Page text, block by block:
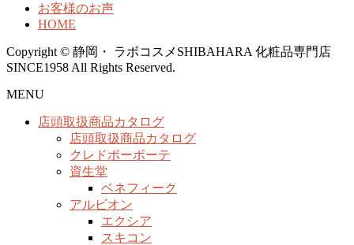
お客様のお声
HOME
Copyright © 静岡・ ラボコスメSHIBAHARA 化粧品専門店
SINCE1958 All Rights Reserved.
MENU
店頭取扱商品カタログ
店頭取扱商品カタログ
クレドポーボーテ
資生堂
ベネフィーク
アルビオン
エクシア
スキコン